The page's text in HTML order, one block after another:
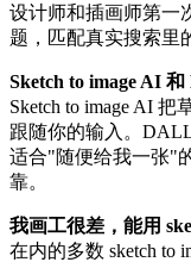
设计师和插画师第一
题，匹配真实搜索里
Sketch to image AI
Sketch to image AI
跟随你的输入。
适合"随便给我一张"
靠。
我画工很差，能用
在内的多数 sketch to